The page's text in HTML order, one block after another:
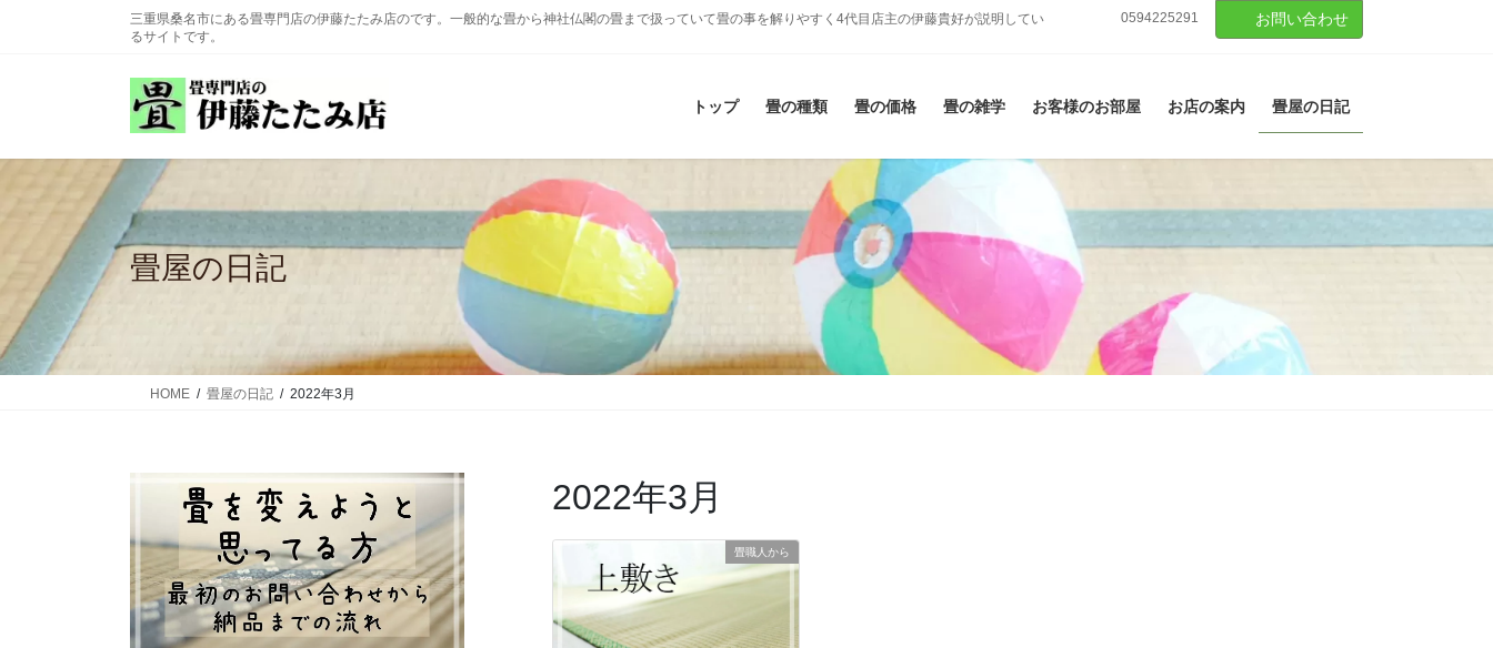
三重県桑名市にある畳専門店の伊藤たたみ店のです。一般的な畳から神社仏閣の畳まで扱っていて畳の事を解りやすく4代目店主の伊藤貴好が説明してい
るサイトです。
0594225291 お問い合わせ
トップ 畳の種類 畳の価格 畳の雑学 お客様のお部屋 お店の案内 畳屋の日記
畳屋の日記
HOME 畳屋の日記 2022年3月
2022年3月
畳職人から